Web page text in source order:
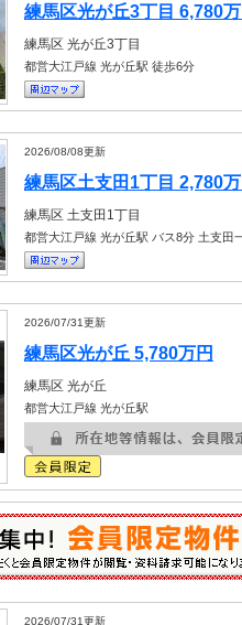
練馬区光が丘3丁目 6,780万
練馬区 光が丘3丁目
都営大江戸線 光が丘駅 徒歩6分
2026/08/08更新
練馬区土支田1丁目 2,780万
練馬区 土支田1丁目
都営大江戸線 光が丘駅 バス8分 土支田
2026/07/31更新
練馬区光が丘 5,780万円
練馬区 光が丘
都営大江戸線 光が丘駅
2026/07/31更新